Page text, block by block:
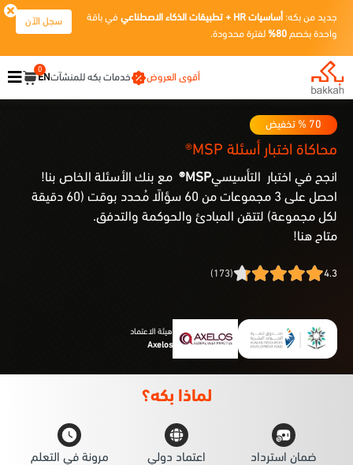
جديد من بكه: أساسيات HR + تطبيقات الذكاء الاصطناعي
في باقة
واحدة بخصم 80% لفترة محدودة.
سجل الآن
أقوى العروض خدمات بكه للمنشآتEN
0
70 % تخفيض
محاكاة اختبار أسئلة MSP®
انجح في اختبار التأسيسيMSP®
مع بنك الأسئلة الخاص بنا!
احصل على 3 مجموعات من 60 سؤالًا مُحدد بوقت (60 دقيقة
لكل مجموعة) لتتقن المبادئ والحوكمة والتدفق.
متاح هنا!
4.3
(173)
هيئة الاعتماد
Axelos
لماذا بكه؟
ضمان استرداد
اعتماد دولي مرونة في التعلم